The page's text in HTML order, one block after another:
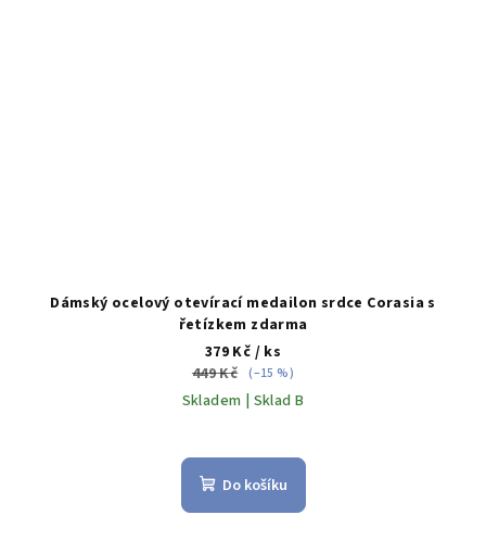
Dámský ocelový otevírací medailon srdce Corasia s
řetízkem zdarma
379 Kč / ks
449 Kč (–15 %)
Skladem | Sklad B
Do košíku